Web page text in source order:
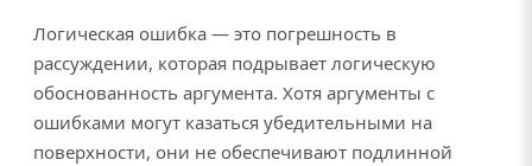
Логическая ошибка — это погрешность в
рассуждении, которая подрывает логическую
обоснованность аргумента. Хотя аргументы с
ошибками могут казаться убедительными на
поверхности, они не обеспечивают подлинной